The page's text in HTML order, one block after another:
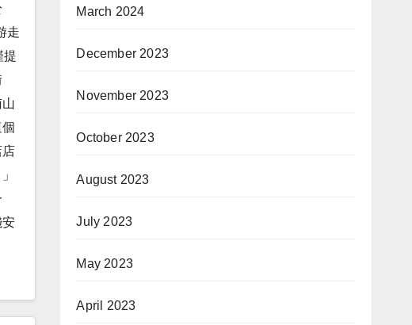
走
提
March 2024
December 2023
November 2023
October 2023
August 2023
July 2023
May 2023
April 2023